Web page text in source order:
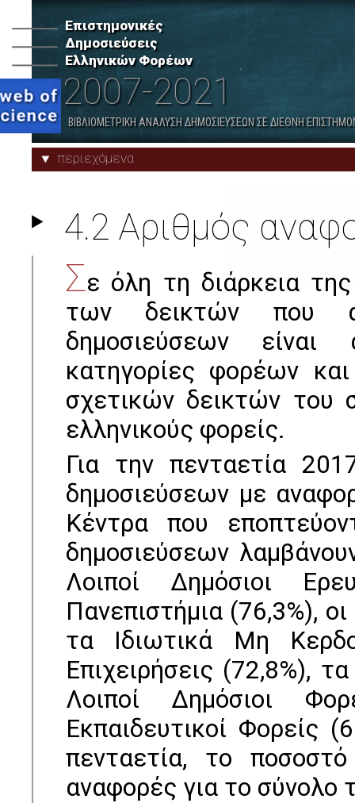
Επιστημονικές
Δημοσιεύσεις
Ελληνικών Φορέων
2007-2021
ΒΙΒΛΙΟΜΕΤΡΙΚΗ ΑΝΑΛΥΣΗ ΔΗΜΟΣΙΕΥΣΕΩΝ ΣΕ ΔΙΕΘΝΗ
περιεχόμενα
ανά Κατηγορία Φορέων
7. Λοιποί Δημόσιοι Ερευνητικοί
Φορείς
8. Δημόσια Νοσοκομεία
Προφίλ Φορέων Παραρτήματα
4.2 Αριθμός
Σε όλη τη διάρκεια
των δεικτών που
δημοσιεύσεων
κατηγορίες φορέων
σχετικών δεικτών του
ελληνικούς φορείς.
Για την πενταετία
δημοσιεύσεων με
Κέντρα που
δημοσιεύσεων
Λοιποί Δημόσιοι
Πανεπιστήμια (76,3%),
τα Ιδιωτικά Μη
Επιχειρήσεις (72,8%),
Λοιποί Δημόσιοι
Εκπαιδευτικοί Φορείς
πενταετία, το
αναφορές για το σύνολο